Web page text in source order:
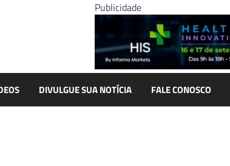
Publicidade
DIVULGUE SUA NOTÍCIA FALE CONOSCO